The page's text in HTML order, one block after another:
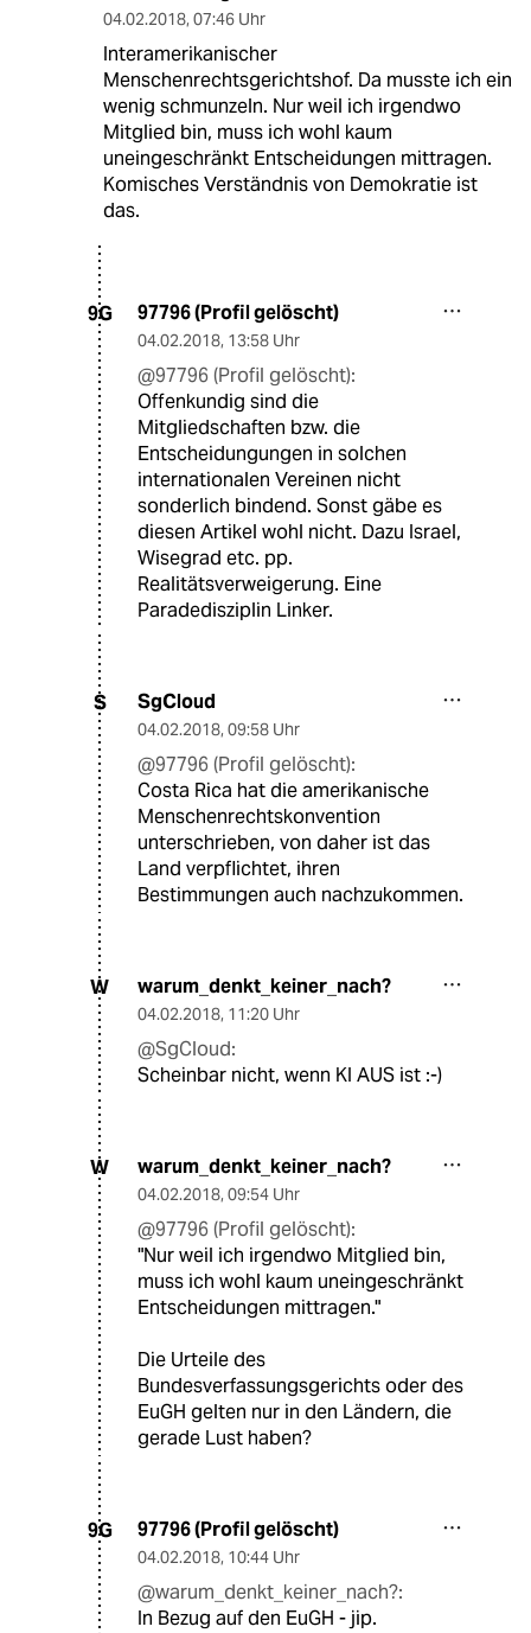
04.02.2018, 07:46 Uhr
Interamerikanischer
Menschenrechtsgerichtshof. Da musste ich ein
wenig schmunzeln. Nur weil ich irgendwo
Mitglied bin, muss ich wohl kaum
uneingeschränkt Entscheidungen mittragen.
Komisches Verständnis von Demokratie ist
das.
9G 97796 (Profil gelöscht)
04.02.2018, 13:58 Uhr
@97796 (Profil gelöscht):
Offenkundig sind die
Mitgliedschaften bzw. die
Entscheidungungen in solchen
internationalen Vereinen nicht
sonderlich bindend. Sonst gäbe es
diesen Artikel wohl nicht. Dazu Israel,
Wisegrad etc. pp.
Realitätsverweigerung. Eine
Paradedisziplin Linker.
S SgCloud
04.02.2018, 09:58 Uhr
@97796 (Profil gelöscht):
Costa Rica hat die amerikanische
Menschenrechtskonvention
unterschrieben, von daher ist das
Land verpflichtet, ihren
Bestimmungen auch nachzukommen.
W warum_denkt_keiner_nach?
04.02.2018, 11:20 Uhr
@SgCloud:
Scheinbar nicht, wenn KI AUS ist :-)
W warum_denkt_keiner_nach?
04.02.2018, 09:54 Uhr
@97796 (Profil gelöscht):
"Nur weil ich irgendwo Mitglied bin,
muss ich wohl kaum uneingeschränkt
Entscheidungen mittragen."
Die Urteile des
Bundesverfassungsgerichts oder des
EuGH gelten nur in den Ländern, die
gerade Lust haben?
9G 97796 (Profil gelöscht)
04.02.2018, 10:44 Uhr
@warum_denkt_keiner_nach?:
In Bezug auf den EuGH - jip.